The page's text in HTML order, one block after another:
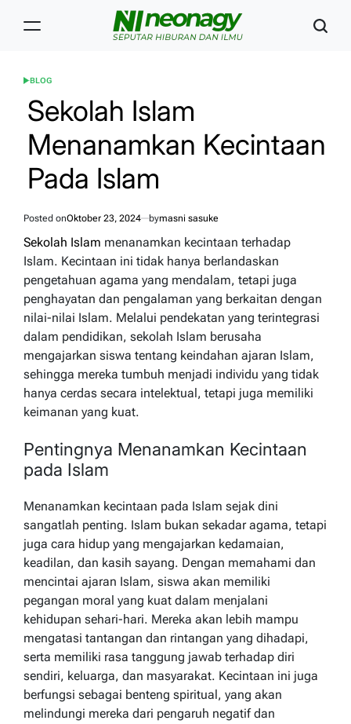
POSTED
BLOG
Sekolah Islam
Menanamkan Kecintaan
Pada Islam
Posted onOktober 23, 2024 bymasni sasuke
Sekolah Islam menanamkan kecintaan terhadap
Islam. Kecintaan ini tidak hanya berlandaskan
pengetahuan agama yang mendalam, tetapi juga
penghayatan dan pengalaman yang berkaitan dengan
nilai-nilai Islam. Melalui pendekatan yang terintegrasi
dalam pendidikan, sekolah Islam berusaha
mengajarkan siswa tentang keindahan ajaran Islam,
sehingga mereka tumbuh menjadi individu yang tidak
hanya cerdas secara intelektual, tetapi juga memiliki
keimanan yang kuat.
Pentingnya Menanamkan Kecintaan
pada Islam
Menanamkan kecintaan pada Islam sejak dini
sangatlah penting. Islam bukan sekadar agama, tetapi
juga cara hidup yang mengajarkan kedamaian,
keadilan, dan kasih sayang. Dengan memahami dan
mencintai ajaran Islam, siswa akan memiliki
pegangan moral yang kuat dalam menjalani
kehidupan sehari-hari. Mereka akan lebih mampu
mengatasi tantangan dan rintangan yang dihadapi,
serta memiliki rasa tanggung jawab terhadap diri
sendiri, keluarga, dan masyarakat. Kecintaan ini juga
berfungsi sebagai benteng spiritual, yang akan
melindungi mereka dari pengaruh negatif dan